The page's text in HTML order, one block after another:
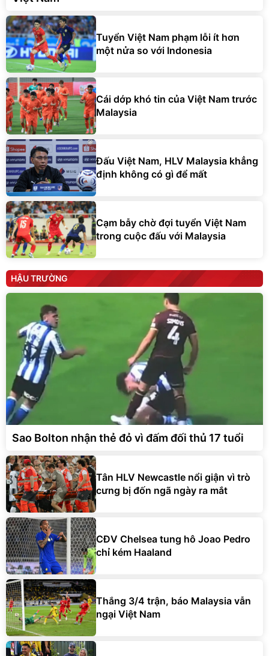
Tuyển Việt Nam phạm lỗi ít hơn
một nửa so với Indonesia
Cái dớp khó tin của Việt Nam trước
Malaysia
Đấu Việt Nam, HLV Malaysia khẳng
định không có gì để mất
Cạm bẫy chờ đợi tuyển Việt Nam
trong cuộc đấu với Malaysia
HẬU TRƯỜNG
Sao Bolton nhận thẻ đỏ vì đấm đối thủ 17 tuổi
Tân HLV Newcastle nổi giận vì trò
cưng bị đốn ngã ngày ra mắt
CĐV Chelsea tung hô Joao Pedro
chỉ kém Haaland
Thắng 3/4 trận, báo Malaysia vẫn
ngại Việt Nam